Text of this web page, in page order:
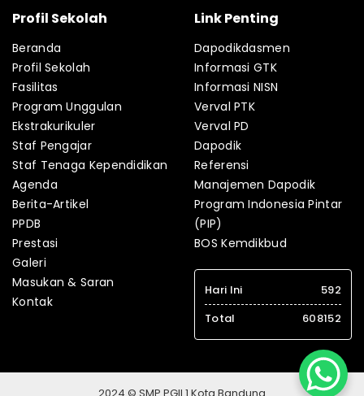
Profil Sekolah
Beranda
Profil Sekolah
Fasilitas
Program Unggulan
Ekstrakurikuler
Staf Pengajar
Staf Tenaga Kependidikan
Agenda
Berita-Artikel
PPDB
Prestasi
Galeri
Masukan & Saran
Kontak
Link Penting
Dapodikdasmen
Informasi GTK
Informasi NISN
Verval PTK
Verval PD
Dapodik
Referensi
Manajemen Dapodik
Program Indonesia Pintar
(PIP)
BOS Kemdikbud
Hari Ini
592
Total
608152